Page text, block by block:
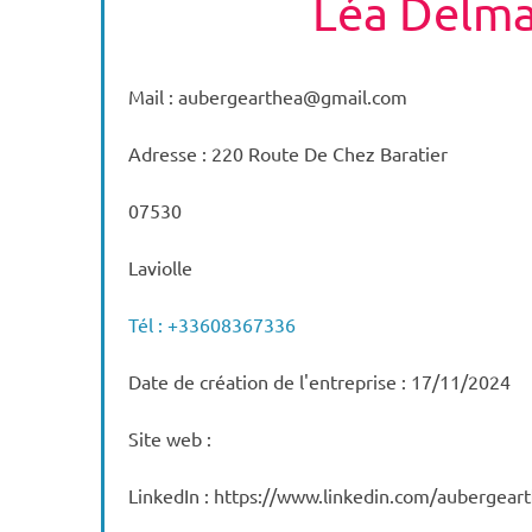
Léa
Mail : aubergearthea@gmail.com
Adresse : 220 Route De Chez Baratier
07530
Laviolle
Tél : +33608367336
Date de création de l'entreprise : 17/11/2024
Site web :
LinkedIn : https://www.linkedin.com/